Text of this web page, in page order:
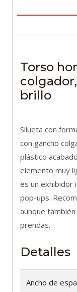
blanco
Torso
brillo
Silueta con
con gancho
plástico
elemento muy
es un exhibidor
pop-ups.
aunque
prendas.
Detalles
Ancho de